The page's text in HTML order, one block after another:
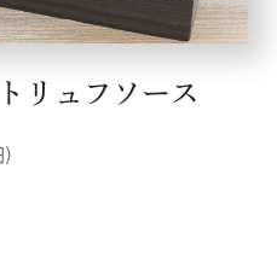
リュフソース